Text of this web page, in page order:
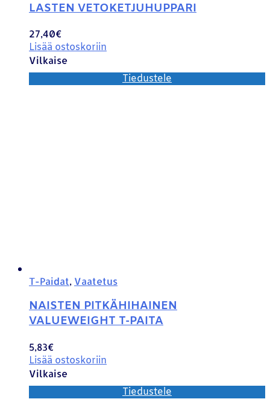
LASTEN VETOKETJUHUPPARI
27,40€
Lisää ostoskoriin
Vilkaise
Tiedustele
T-Paidat, Vaatetus
NAISTEN PITKÄHIHAINEN
VALUEWEIGHT T-PAITA
5,83€
Lisää ostoskoriin
Vilkaise
Tiedustele